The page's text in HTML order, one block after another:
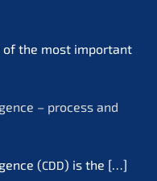
of the most important
– process and
(CDD) is the […]